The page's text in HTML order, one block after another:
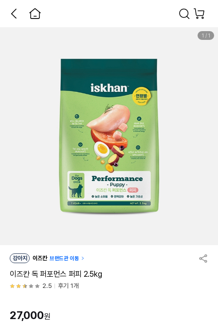
1 / 1
강아지 이즈칸 브랜드관 이동
이즈칸 독 퍼포먼스 퍼피 2.5kg
2.5 후기 1개
27,000원